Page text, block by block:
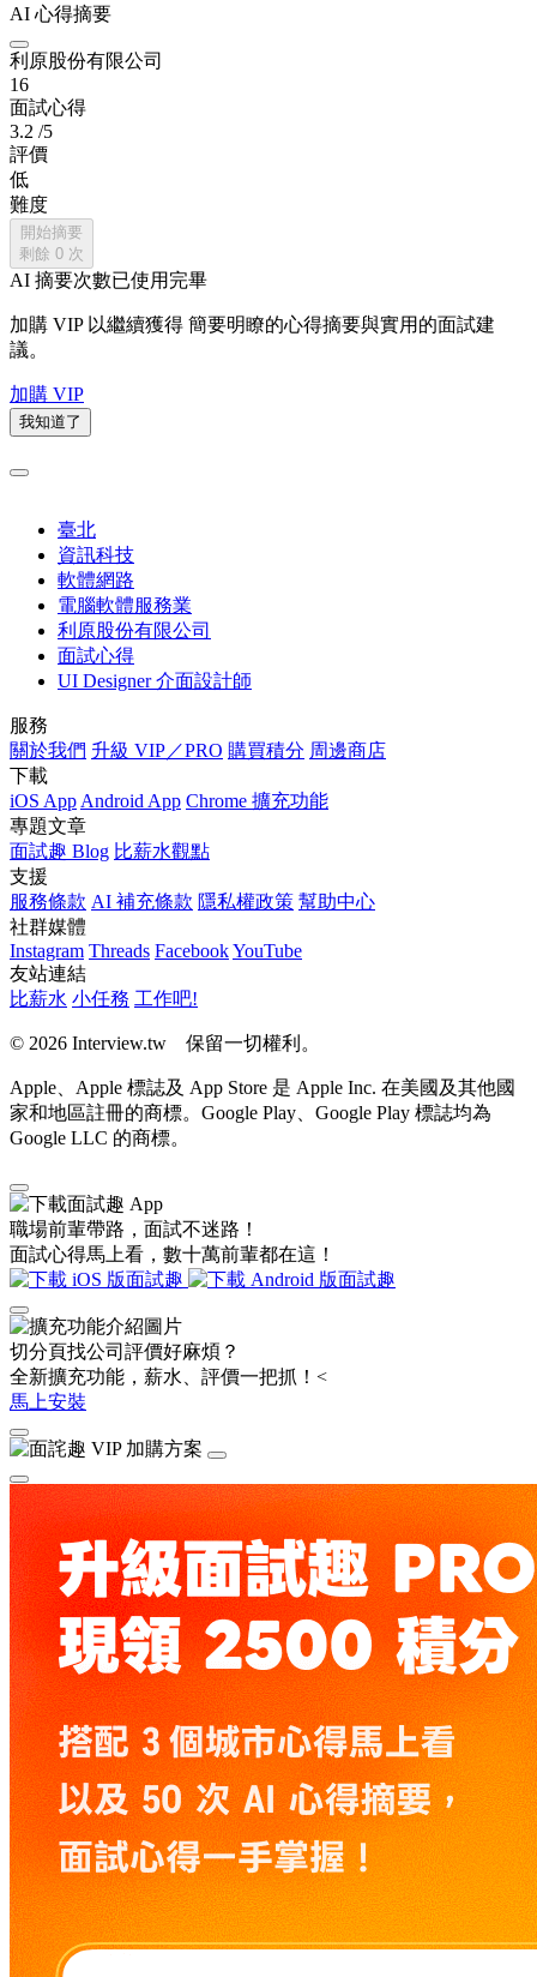
AI 心得摘要
利原股份有限公司
16
面試心得
3.2 /5
評價
低
難度
開始摘要
剩餘 0 次
AI 摘要次數已使用完畢
加購 VIP 以繼續獲得 簡要明瞭的心得摘要與實用的面試建
議。
加購 VIP
我知道了
臺北
資訊科技
軟體網路
電腦軟體服務業
利原股份有限公司
面試心得
UI Designer 介面設計師
服務
關於我們 升級 VIP／PRO 購買積分 周邊商店
下載
iOS App Android App Chrome 擴充功能
專題文章
面試趣 Blog 比薪水觀點
支援
服務條款 AI 補充條款 隱私權政策 幫助中心
社群媒體
Instagram Threads FacebookYouTube
友站連結
比薪水 小任務 工作吧!
© 2026 Interview.tw 保留一切權利。
Apple、Apple 標誌及 App Store 是 Apple Inc. 在美國及其他國
家和地區註冊的商標。Google Play、Google Play 標誌均為
Google LLC 的商標。
職場前輩帶路，面試不迷路！
面試心得馬上看，數十萬前輩都在這！
切分頁找公司評價好麻煩？
全新擴充功能，薪水、評價一把抓！<
馬上安裝